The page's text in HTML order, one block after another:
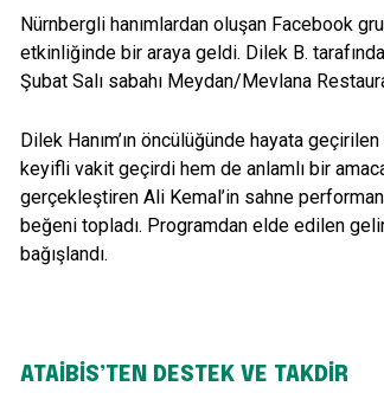
Nürnbergli hanımlardan oluşan Facebook
etkinliğinde bir araya geldi. Dilek B.
Şubat Salı sabahı Meydan/Mevlana
Dilek Hanım’ın öncülüğünde hayata
keyifli vakit geçirdi hem de anlamlı bir
gerçekleştiren Ali Kemal’in sahne
beğeni topladı. Programdan elde edilen
bağışlandı.
ATAİBİS’TEN DESTEK VE TAKDİR